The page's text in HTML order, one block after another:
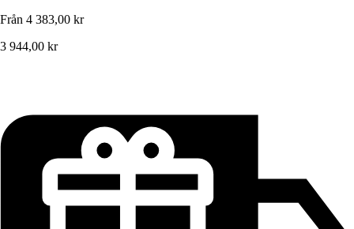
Från 4 383,00 kr
3 944,00 kr